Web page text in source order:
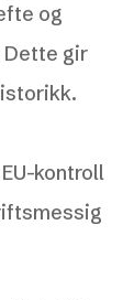
og
gir
kontroll